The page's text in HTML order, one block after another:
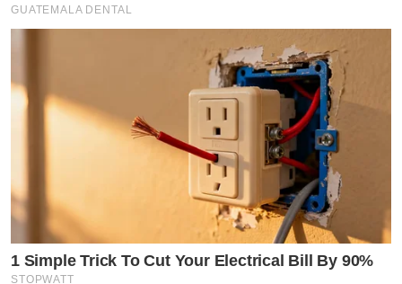
GUATEMALA DENTAL
1 Simple Trick To Cut Your Electrical Bill By 90%
STOPWATT